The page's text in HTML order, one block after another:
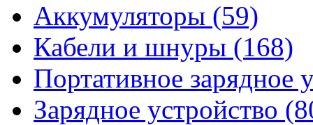
Аккумуляторы (59)
Кабели и шнуры (168)
Портативное зарядное
Зарядное устройство